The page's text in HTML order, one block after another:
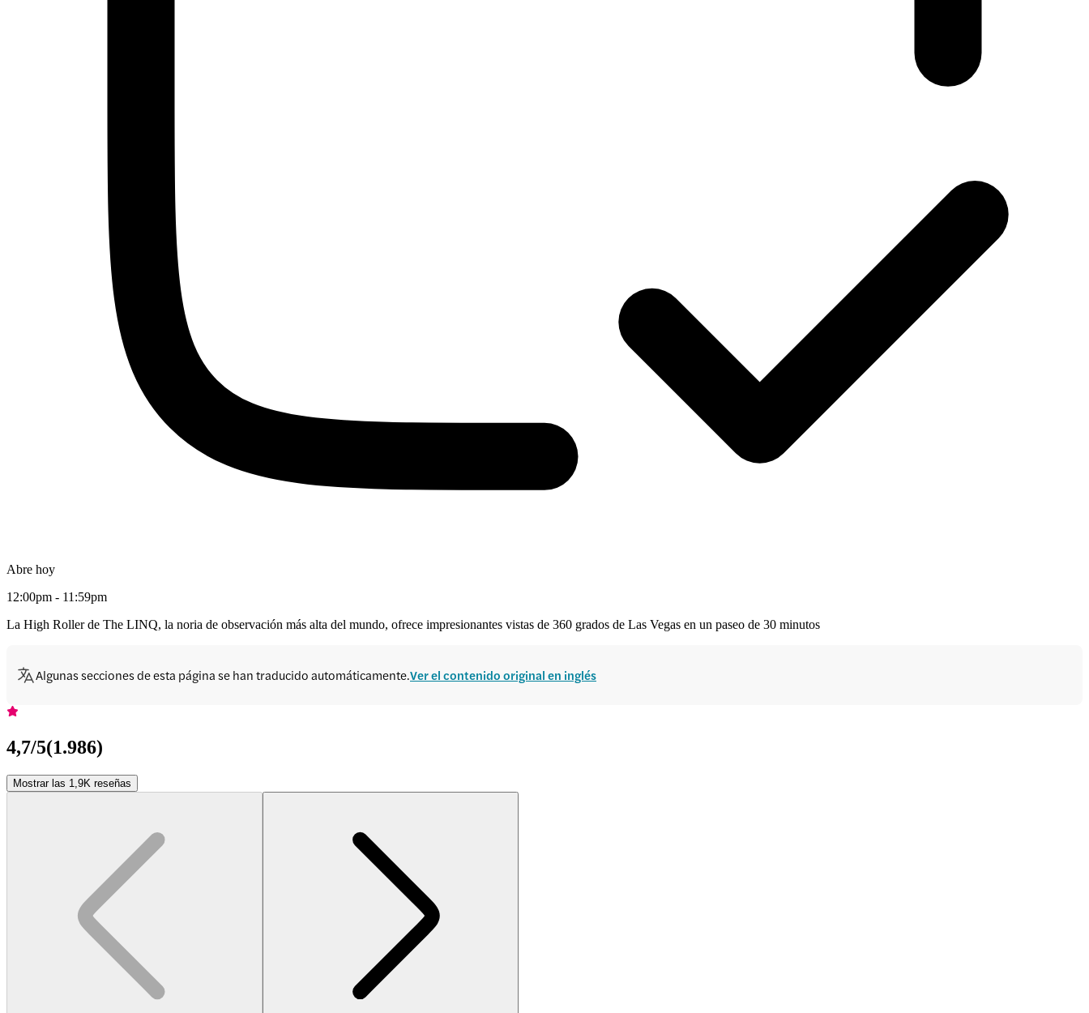
Abre hoy
12:00pm - 11:59pm
La High Roller de The LINQ, la noria de observación más alta del mundo, ofrece impresionantes vistas de 360 grados de Las Vegas en un paseo de 30 minutos
Algunas secciones de esta página se han traducido automáticamente.Ver el contenido original en inglés
4,7/5(1.986)
Mostrar las 1,9K reseñas